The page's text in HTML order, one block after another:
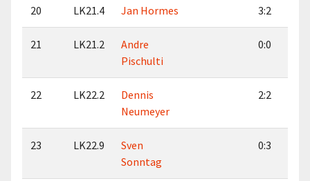
20 LK21.4 Jan Hormes 3:2
21 LK21.2
Andre
Pischulti
0:0
22 LK22.2
Dennis
Neumeyer
2:2
23 LK22.9
Sven
Sonntag
0:3